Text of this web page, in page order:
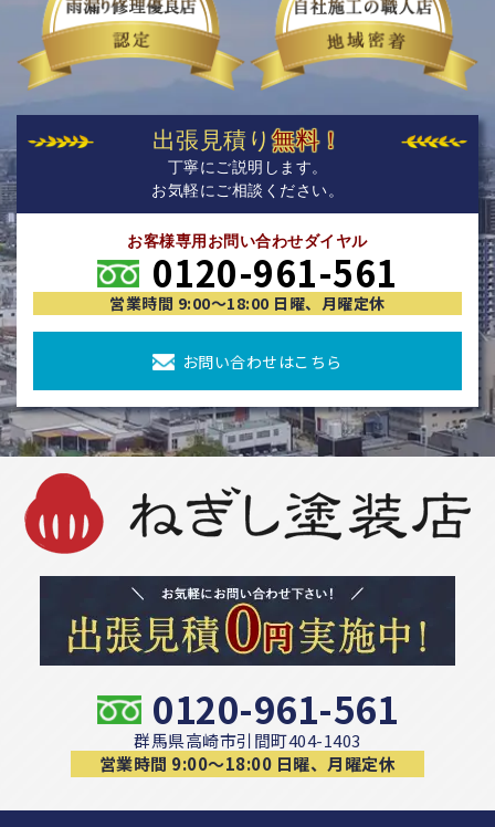
出張見積り無料！
丁寧にご説明します。
お気軽にご相談ください。
お客様専用お問い合わせダイヤル
0120-961-561
営業時間 9:00〜18:00 日曜、月曜定休
お問い合わせはこちら
0120-961-561
群馬県高崎市引間町404-1403
営業時間 9:00〜18:00 日曜、月曜定休